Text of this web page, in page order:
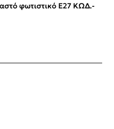
φωτιστικό Ε27 ΚΩΔ.-